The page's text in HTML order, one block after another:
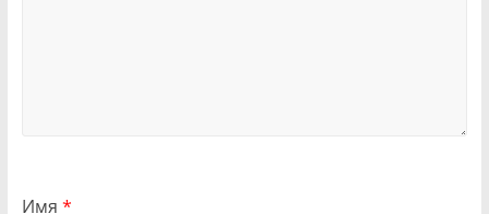
Имя *